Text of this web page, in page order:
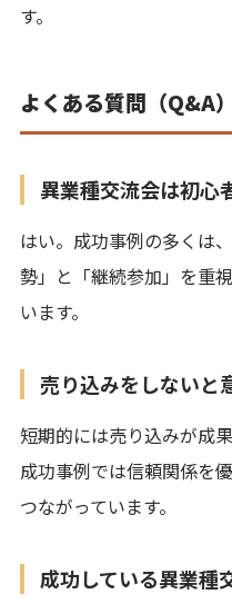
す。
よくある質問（Q&A）
異業種交流会は初心
はい。成功事例の多くは
勢」と「継続参加」を重
います。
売り込みをしないと
短期的には売り込みが成
成功事例では信頼関係を
つながっています。
成功している異業種